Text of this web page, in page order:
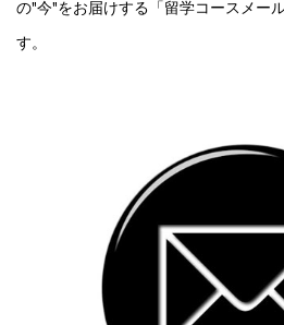
の"今"をお届けする「留学コースメー
す。